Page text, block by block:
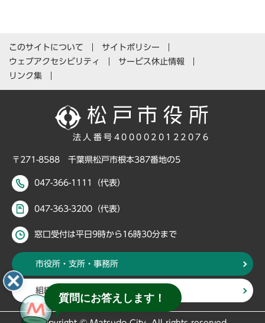
このサイトについて
サイトポリシー
ウェブアクセシビリティ
サービス休止情報
リンク集
法人番号4000020122076
〒271-8588 千葉県松戸市根本387番地の5
047-366-1111（代表）
047-363-3200（代表）
窓口受付は平日9時から16時30分まで
市役所・支所・事務所
組織・部署から探す
質問にお答えします！